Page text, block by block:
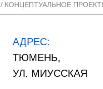
/ КОНЦЕПТУАЛЬНОЕ
АДРЕС:
ТЮМЕНЬ,
УЛ. МИУССКАЯ